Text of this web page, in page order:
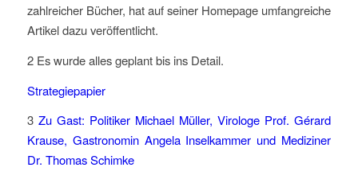
zahlreicher Bücher, hat auf seiner Homepage umfangreiche
Artikel dazu veröffentlicht.
2 Es wurde alles geplant bis ins Detail.
Strategiepapier
3 Zu Gast: Politiker Michael Müller, Virologe Prof. Gérard
Krause, Gastronomin Angela Inselkammer und Mediziner
Dr. Thomas Schimke